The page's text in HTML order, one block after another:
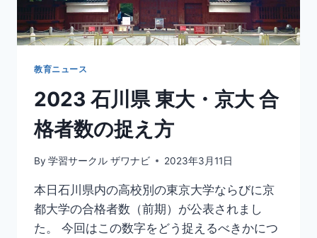
結
果』
詳
解
教育ニュース
2023 石川県 東大・京大 合
格者数の捉え方
By 学習サークル ザワナビ 2023年3月11日
本日石川県内の高校別の東京大学ならびに京
都大学の合格者数（前期）が公表されまし
た。 今回はこの数字をどう捉えるべきかにつ